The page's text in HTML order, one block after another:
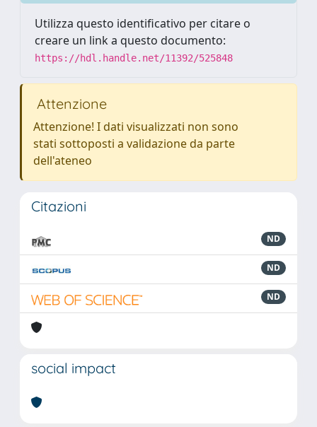
Utilizza questo identificativo per citare o
creare un link a questo documento:
https://hdl.handle.net/11392/525848
Attenzione
Attenzione! I dati visualizzati non sono
stati sottoposti a validazione da parte
dell'ateneo
Citazioni
ND
ND
ND
social impact